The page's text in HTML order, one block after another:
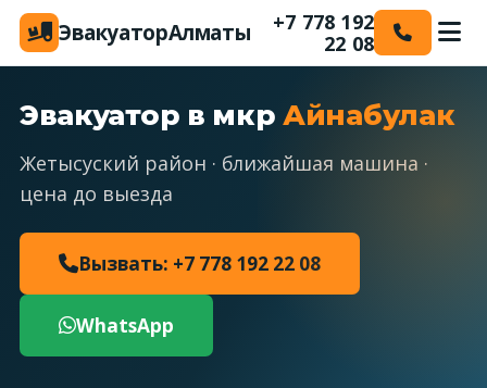
ЭвакуаторАлматы
+7 778 192
22 08
Эвакуатор в мкрАйнабулак
Жетысуский район · ближайшая машина ·
цена до выезда
Вызвать: +7 778 192 22 08
WhatsApp